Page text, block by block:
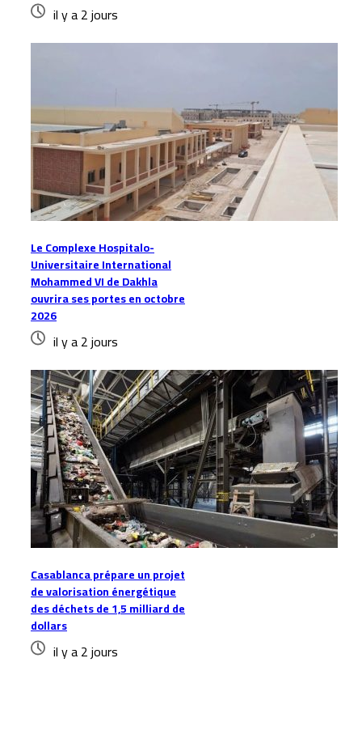
il y a 2 jours
Le Complexe Hospitalo-
Universitaire International
Mohammed VI de Dakhla
ouvrira ses portes en octobre
2026
il y a 2 jours
Casablanca prépare un projet
de valorisation énergétique
des déchets de 1,5 milliard de
dollars
il y a 2 jours